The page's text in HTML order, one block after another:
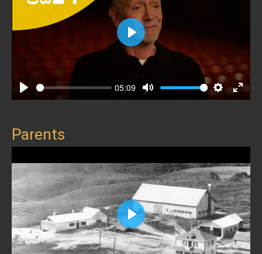
Play
05:09
Mute SettingsEnter
Play
Parents
Play